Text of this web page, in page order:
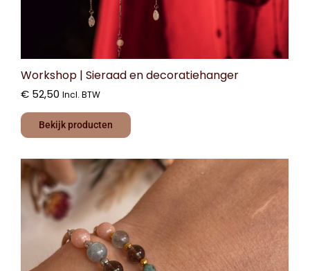
Workshop | Sieraad en decoratiehanger
€ 52,50 Incl. BTW
Bekijk producten